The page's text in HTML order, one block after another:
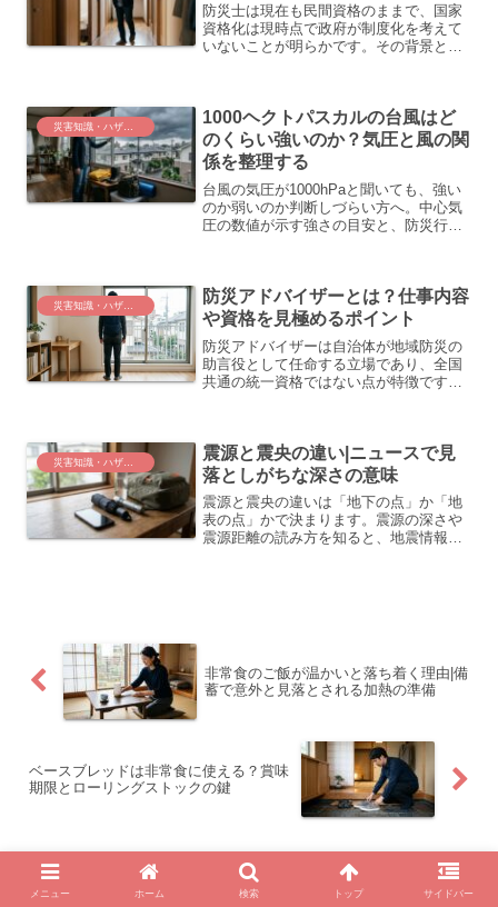
防災士は現在も民間資格のままで、国家
資格化は現時点で政府が制度化を考えて
いないことが明らかです。その背景と、
災害知識・ハザードと計画
1000ヘクトパスカルの台風はど
のくらい強いのか？気圧と風の関
係を整理する
台風の気圧が1000hPaと聞いても、強い
のか弱いのか判断しづらい方へ。中心気
圧の数値が示す強さの目安と、防災行動
災害知識・ハザードと計画
防災アドバイザーとは？仕事内容
や資格を見極めるポイント
防災アドバイザーは自治体が地域防災の
助言役として任命する立場であり、全国
共通の統一資格ではない点が特徴です。
災害知識・ハザードと計画
震源と震央の違い|ニュースで見
落としがちな深さの意味
震源と震央の違いは「地下の点」か「地
表の点」かで決まります。震源の深さや
震源距離の読み方を知ると、地震情報か
非常食のご飯が温かいと落ち着く理由|備
蓄で意外と見落とされる加熱の準備
ベースブレッドは非常食に使える？賞味
期限とローリングストックの鍵
ホーム 災害知識・ハザードと計画
メニュー ホーム 検索 トップ サイドバー